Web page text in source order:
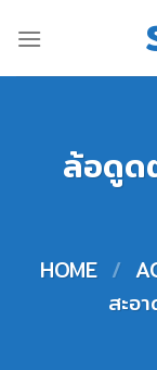
to
ล้อดูด
HOME /
สะอ